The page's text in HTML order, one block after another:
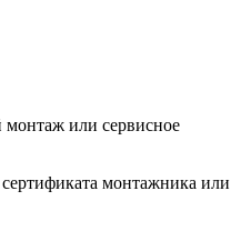
монтаж или сервисное
монтажника или